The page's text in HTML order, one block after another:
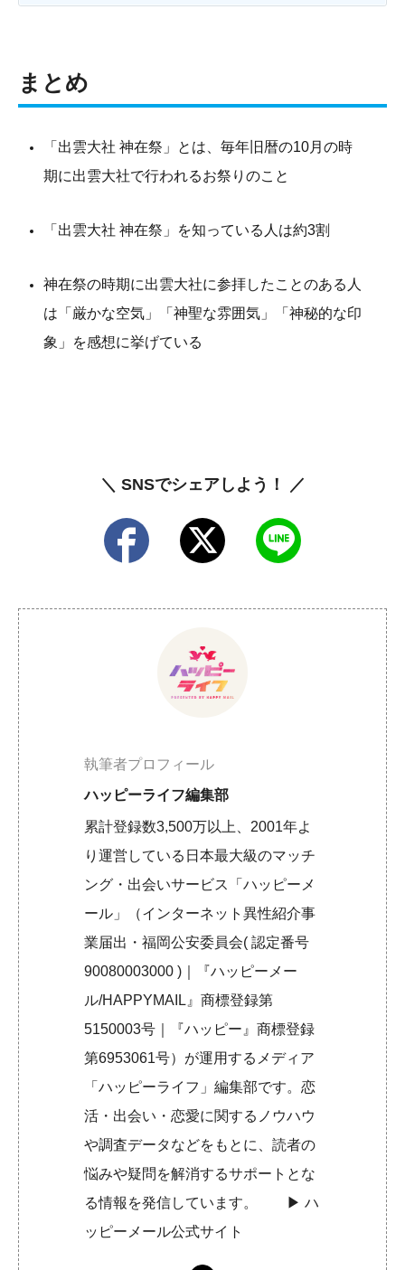
まとめ
「出雲大社 神在祭」とは、毎年旧暦の10月の時
期に出雲大社で行われるお祭りのこと
「出雲大社 神在祭」を知っている人は約3割
神在祭の時期に出雲大社に参拝したことのある人
は「厳かな空気」「神聖な雰囲気」「神秘的な印
象」を感想に挙げている
＼ SNSでシェアしよう！ ／
執筆者プロフィール
ハッピーライフ編集部
累計登録数3,500万以上、2001年よ
り運営している日本最大級のマッチ
ング・出会いサービス「ハッピーメ
ール」（インターネット異性紹介事
業届出・福岡公安委員会( 認定番号
90080003000 )｜『ハッピーメー
ル/HAPPYMAIL』商標登録第
5150003号｜『ハッピー』商標登録
第6953061号）が運用するメディア
「ハッピーライフ」編集部です。恋
活・出会い・恋愛に関するノウハウ
や調査データなどをもとに、読者の
悩みや疑問を解消するサポートとな
る情報を発信しています。 ▶︎ハ
ッピーメール公式サイト